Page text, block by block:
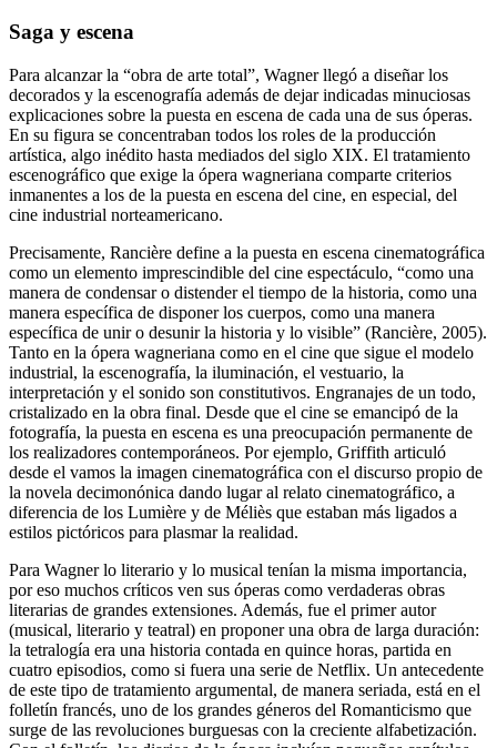
Saga y escena
Para alcanzar la “obra de arte total”, Wagner llegó a diseñar los
decorados y la escenografía además de dejar indicadas minuciosas
explicaciones sobre la puesta en escena de cada una de sus óperas.
En su figura se concentraban todos los roles de la producción
artística, algo inédito hasta mediados del siglo XIX. El tratamiento
escenográfico que exige la ópera wagneriana comparte criterios
inmanentes a los de la puesta en escena del cine, en especial, del
cine industrial norteamericano.
Precisamente, Rancière define a la puesta en escena cinematográfica
como un elemento imprescindible del cine espectáculo, “como una
manera de condensar o distender el tiempo de la historia, como una
manera específica de disponer los cuerpos, como una manera
específica de unir o desunir la historia y lo visible” (Rancière, 2005).
Tanto en la ópera wagneriana como en el cine que sigue el modelo
industrial, la escenografía, la iluminación, el vestuario, la
interpretación y el sonido son constitutivos. Engranajes de un todo,
cristalizado en la obra final. Desde que el cine se emancipó de la
fotografía, la puesta en escena es una preocupación permanente de
los realizadores contemporáneos. Por ejemplo, Griffith articuló
desde el vamos la imagen cinematográfica con el discurso propio de
la novela decimonónica dando lugar al relato cinematográfico, a
diferencia de los Lumière y de Méliès que estaban más ligados a
estilos pictóricos para plasmar la realidad.
Para Wagner lo literario y lo musical tenían la misma importancia,
por eso muchos críticos ven sus óperas como verdaderas obras
literarias de grandes extensiones. Además, fue el primer autor
(musical, literario y teatral) en proponer una obra de larga duración:
la tetralogía era una historia contada en quince horas, partida en
cuatro episodios, como si fuera una serie de Netflix. Un antecedente
de este tipo de tratamiento argumental, de manera seriada, está en el
folletín francés, uno de los grandes géneros del Romanticismo que
surge de las revoluciones burguesas con la creciente alfabetización.